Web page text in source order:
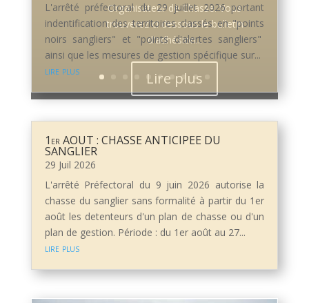
Organisateur de Chasse. Vous
trouverez ci dessous le bulletin
d'adhésion...
Lire plus
L'arrêté préfectoral du 29 juillet 2026 portant
indentification des territoires classés en "points
noirs sangliers" et "points d'alertes sangliers"
ainsi que les mesures de gestion spécifique sur...
lire plus
1er AOUT : CHASSE ANTICIPEE DU
SANGLIER
29 Juil 2026
L'arrêté Préfectoral du 9 juin 2026 autorise la
chasse du sanglier sans formalité à partir du 1er
août les detenteurs d'un plan de chasse ou d'un
plan de gestion. Période : du 1er août au 27...
lire plus